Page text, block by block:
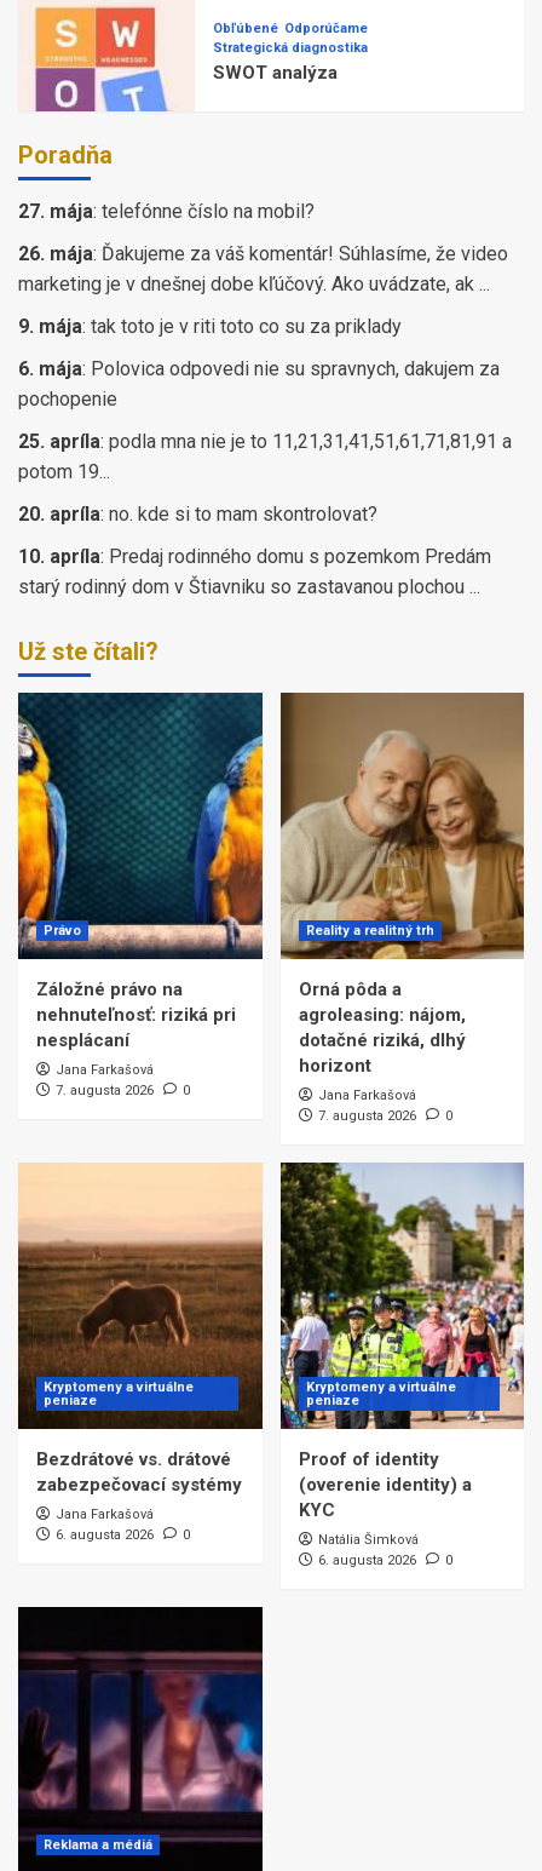
Obľúbené Odporúčame
Strategická diagnostika
SWOT analýza
Poradňa
27. mája: telefónne číslo na mobil?
26. mája: Ďakujeme za váš komentár! Súhlasíme, že video
marketing je v dnešnej dobe kľúčový. Ako uvádzate, ak ...
9. mája: tak toto je v riti toto co su za priklady
6. mája: Polovica odpovedi nie su spravnych, dakujem za
pochopenie
25. apríla: podla mna nie je to 11,21,31,41,51,61,71,81,91 a
potom 19...
20. apríla: no. kde si to mam skontrolovat?
10. apríla: Predaj rodinného domu s pozemkom Predám
starý rodinný dom v Štiavniku so zastavanou plochou ...
Už ste čítali?
Právo
Záložné právo na
nehnuteľnosť: riziká pri
nesplácaní
Jana Farkašová
7. augusta 2026
0
Reality a realitný trh
Orná pôda a
agroleasing: nájom,
dotačné riziká, dlhý
horizont
Jana Farkašová
7. augusta 2026
0
Kryptomeny a virtuálne
peniaze
Bezdrátové vs. drátové
zabezpečovací systémy
Jana Farkašová
6. augusta 2026
0
Kryptomeny a virtuálne
peniaze
Proof of identity
(overenie identity) a
KYC
Natália Šimková
6. augusta 2026
0
Reklama a médiá